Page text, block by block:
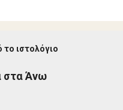
ιστολόγιο
στα Άνω